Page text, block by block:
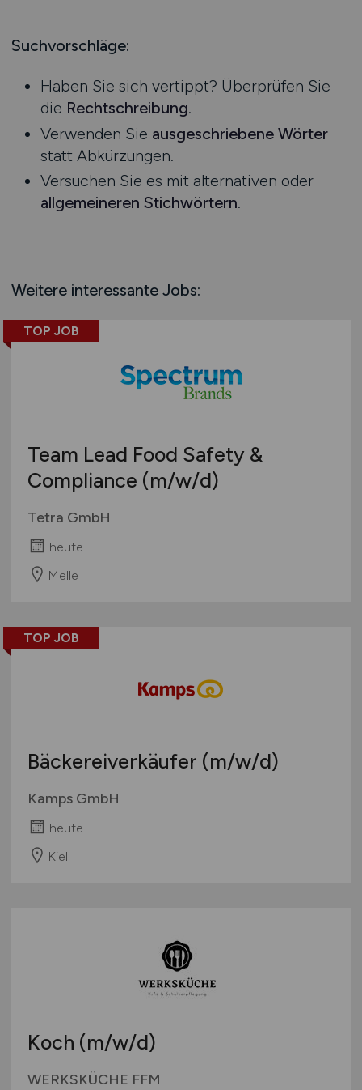
Kaffee / Tee
Konstruktion
Landwirtschaft / Agrar
Logistik / Materialwirtschaft
Management / Leitung
Marketing / PR / Werbung
Medizin
Non-Food
Öffentlicher Dienst / Verwaltung
Organisation / Verwaltung / Büro
Produktion / Herstellung
Qualitätssicherung
Spirituosen / Wein / Sekt / Bier
Süßwaren
Technik
Tiefkühlkost
Verkauf
Ausbildung / Studium
Praktikum
Mecklenburg-Vorpommern
Nordrhein-Westfalen
Rheinland-Pfalz
Saarland
Sachsen
Sachsen-Anhalt
Schleswig-Holstein
Schweiz
Europa
International
Suchvorschläge:
Haben Sie sich vertippt? Überprüfen Sie
die Rechtschreibung.
Verwenden Sie ausgeschriebene Wörter
statt Abkürzungen.
Versuchen Sie es mit alternativen oder
allgemeineren Stichwörtern.
Weitere interessante Jobs:
TOP JOB
Team Lead Food Safety &
Compliance (m/w/d)
Tetra GmbH
heute
Melle
TOP JOB
Bäckereiverkäufer (m/w/d)
Kamps GmbH
heute
Kiel
Koch (m/w/d)
WERKSKÜCHE FFM